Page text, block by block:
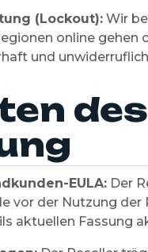
(Lockout): Wir
online
und
des
EULA: Der
vor der Nutzung
aktuellen Fassung